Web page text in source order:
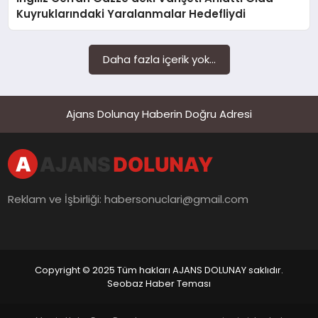
Kuyruklarındaki Yaralanmalar Hedefliydi
Daha fazla içerik yok...
Ajans Dolunay Haberin Doğru Adresi
Reklam ve İşbirliği:habersonuclari@gmail.com
Copyright © 2025 Tüm hakları AJANS DOLUNAY saklıdır.
Seobaz Haber Teması